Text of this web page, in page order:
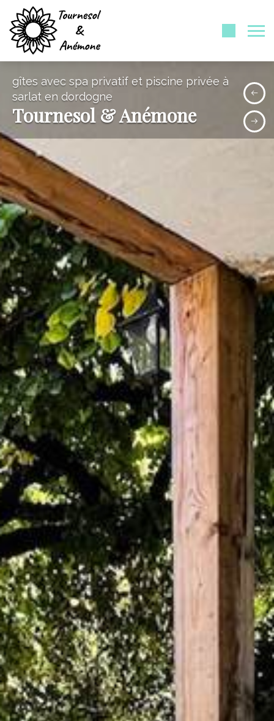
gîtes avec spa privatif et piscine privée à
sarlat en dordogne
Tournesol & Anémone